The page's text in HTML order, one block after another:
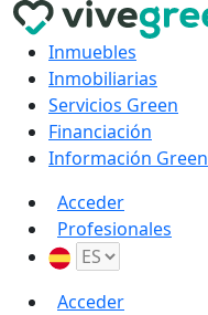
Inmuebles
Inmobiliarias
Servicios Green
Financiación
Información Green
Acceder
Profesionales
Acceder